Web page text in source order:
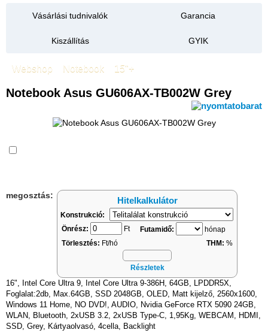
Vásárlási tudnivalók Garancia
Kiszállítás GYIK
Webshop Notebook 15"+
Notebook Asus GU606AX-TB002W Grey
megosztás:
Hitelkalkulátor
Konstrukció:
Önrész:
Ft Futamidő:
hónap
Törlesztés: Ft/hó THM: %
Részletek
16", Intel Core Ultra 9, Intel Core Ultra 9-386H, 64GB, LPDDR5X,
Foglalat:2db, Max.64GB, SSD 2048GB, OLED, Matt kijelző, 2560x1600,
Windows 11 Home, NO DVD!, AUDIO, Nvidia GeForce RTX 5090 24GB,
WLAN, Bluetooth, 2xUSB 3.2, 2xUSB Type-C, 1,95Kg, WEBCAM, HDMI,
SSD, Grey, Kártyaolvasó, 4cella, Backlight